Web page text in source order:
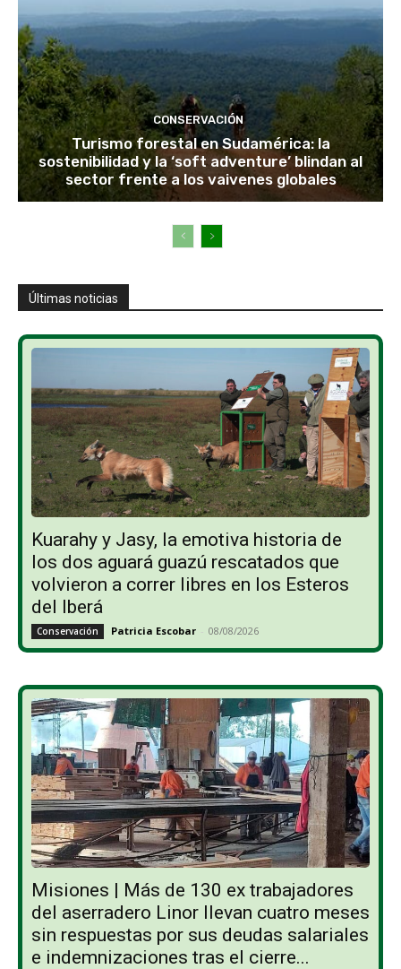
CONSERVACIÓN
Turismo forestal en Sudamérica: la
sostenibilidad y la ‘soft adventure’ blindan al
sector frente a los vaivenes globales
Últimas noticias
Kuarahy y Jasy, la emotiva historia de
los dos aguará guazú rescatados que
volvieron a correr libres en los Esteros
del Iberá
Conservación Patricia Escobar - 08/08/2026
Misiones | Más de 130 ex trabajadores
del aserradero Linor llevan cuatro meses
sin respuestas por sus deudas salariales
e indemnizaciones tras el cierre...